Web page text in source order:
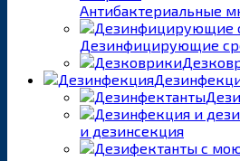
Антибактериальные
Дезинфицирующие
и дезинсекция